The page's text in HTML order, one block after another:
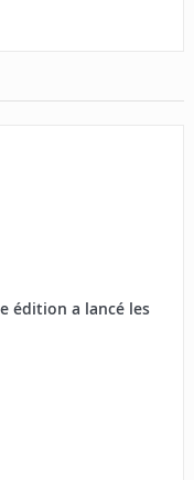
édition a lancé les